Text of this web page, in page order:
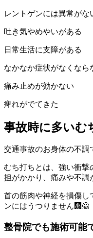
レントゲンには異常がな
吐き気やめやいがある
日常生活に支障がある
なかなか症状がなくなら
痛み止めが効かない
痺れがでてきた
事故時に多いむ
交通事故のお身体の不調
むち打ちとは、強い衝撃
担がかかり、痛みや不調
首の筋肉や神経を損傷し
ンにはうつりません🩻🙅
整骨院でも施術可能